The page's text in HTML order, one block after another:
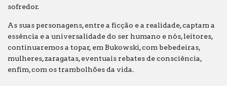
sofredor.
As suas personagens, entre a ficção e a realidade, captam a
essência e a universalidade do ser humano e nós, leitores,
continuaremos a topar, em Bukowski, com bebedeiras,
mulheres, zaragatas, eventuais rebates de consciência,
enfim, com os trambolhões da vida.